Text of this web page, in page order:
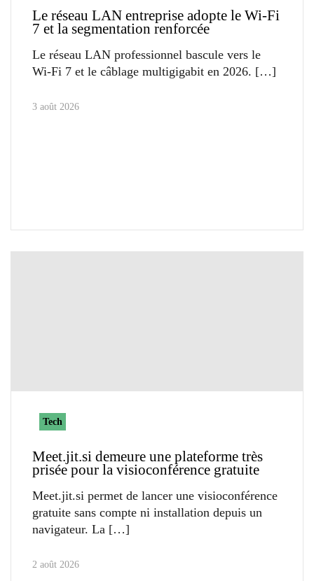
Le réseau LAN entreprise adopte le Wi-Fi
7 et la segmentation renforcée
Le réseau LAN professionnel bascule vers le
Wi-Fi 7 et le câblage multigigabit en 2026.
3 août 2026
Tech
Meet.jit.si demeure une plateforme très
prisée pour la visioconférence gratuite
Meet.jit.si permet de lancer une visioconférence
gratuite sans compte ni installation depuis un
navigateur. La
2 août 2026